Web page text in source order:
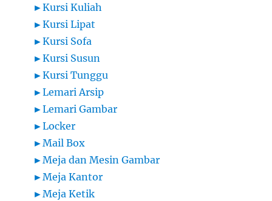
►Kursi Kuliah
►Kursi Lipat
►Kursi Sofa
►Kursi Susun
►Kursi Tunggu
►Lemari Arsip
►Lemari Gambar
►Locker
►Mail Box
►Meja dan Mesin Gambar
►Meja Kantor
►Meja Ketik